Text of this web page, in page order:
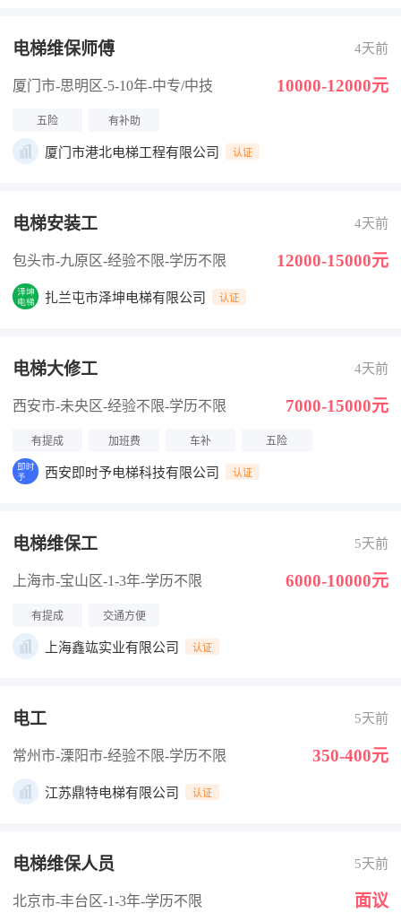
电梯维保师傅 4天前
厦门市-思明区-5-10年-中专/中技 10000-12000元
五险 有补助
厦门市港北电梯工程有限公司 认证
电梯安装工 4天前
包头市-九原区-经验不限-学历不限 12000-15000元
扎兰屯市泽坤电梯有限公司 认证
电梯大修工 4天前
西安市-未央区-经验不限-学历不限 7000-15000元
有提成 加班费 车补 五险
西安即时予电梯科技有限公司 认证
电梯维保工 5天前
上海市-宝山区-1-3年-学历不限 6000-10000元
有提成 交通方便
上海鑫竑实业有限公司 认证
电工 5天前
常州市-溧阳市-经验不限-学历不限 350-400元
江苏鼎特电梯有限公司 认证
电梯维保人员 5天前
北京市-丰台区-1-3年-学历不限 面议